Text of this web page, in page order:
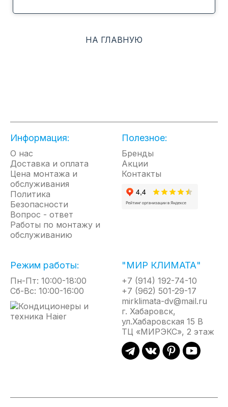
НА ГЛАВНУЮ
Информация:
О нас
Доставка и оплата
Цена монтажа и
обслуживания
Политика
Безопасности
Вопрос - ответ
Работы по монтажу и
обслуживанию
Полезное:
Бренды
Акции
Контакты
Режим работы:
Пн-Пт: 10:00-18:00
Сб-Вс: 10:00-16:00
"МИР КЛИМАТА"
+7 (914) 192-74-10
+7 (962) 501-29-17
mirklimata-dv@mail.ru
г. Хабаровск,
ул.Хабаровская 15 В
ТЦ «МИРЭКС», 2 этаж